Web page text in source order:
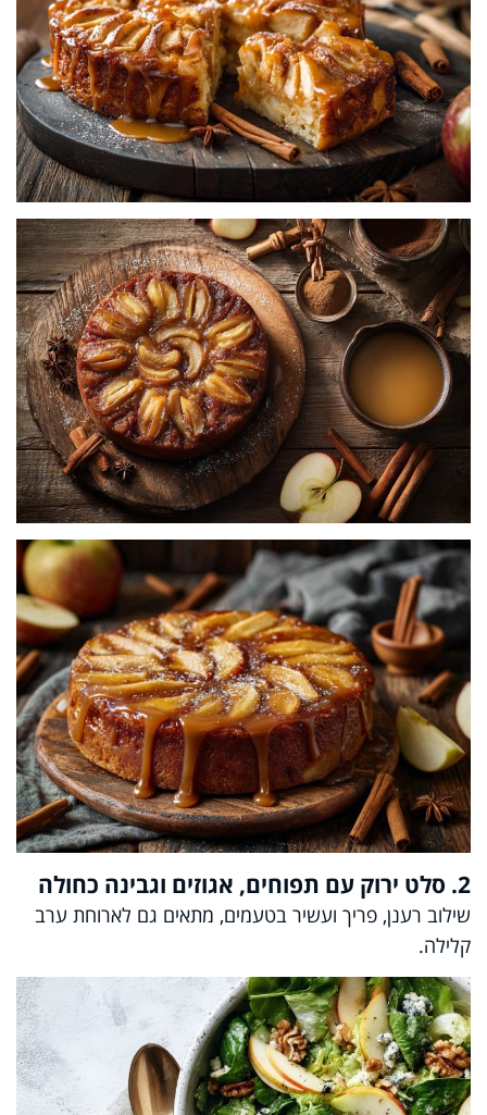
2. סלט ירוק עם תפוחים, אגוזים וגבינה כחולה
שילוב רענן, פריך ועשיר בטעמים, מתאים גם לארוחת ערב
קלילה.